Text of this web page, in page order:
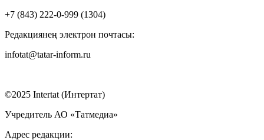
+7 (843) 222-0-999 (1304)
Редакциянең электрон почтасы:
infotat@tatar-inform.ru
©2025 Intertat (Интертат)
Учредитель АО «Татмедиа»
Адрес редакции: